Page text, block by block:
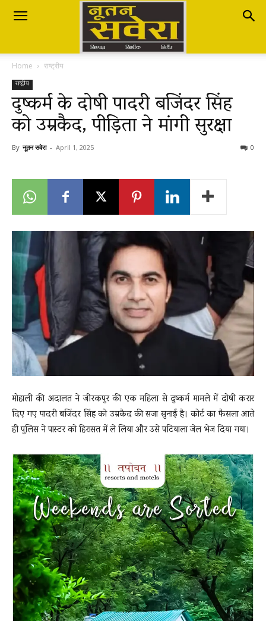
Nutan
Savera
नूतन
Breaking
LIVE
Home राष्ट्रीय
राष्ट्रीय
दुष्कर्म के दोषी पादरी बजिंदर सिंह
को उम्रकैद, पीड़िता ने मांगी सुरक्षा
By नूतन सवेरा - April 1, 2025 0
मोहाली की अदालत ने जीरकपुर की एक महिला से दुष्कर्म मामले में दोषी करार
दिए गए पादरी बजिंदर सिंह को उम्रकैद की सजा सुनाई है। कोर्ट का फैसला आते
ही पुलिस ने पास्टर को हिरासत में ले लिया और उसे पटियाला जेल भेज दिया गया।